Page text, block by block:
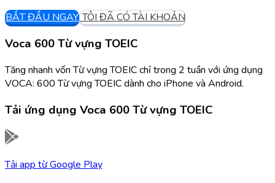
BẮT ĐẦU NGAY TÔI ĐÃ CÓ TÀI KHOẢN
Voca 600 Từ vựng TOEIC
Tăng nhanh vốn Từ vựng TOEIC chỉ trong 2 tuần với ứng dụng
VOCA: 600 Từ vựng TOEIC dành cho iPhone và Android.
Tải ứng dụng Voca 600 Từ vựng TOEIC
Tải app từGoogle Play